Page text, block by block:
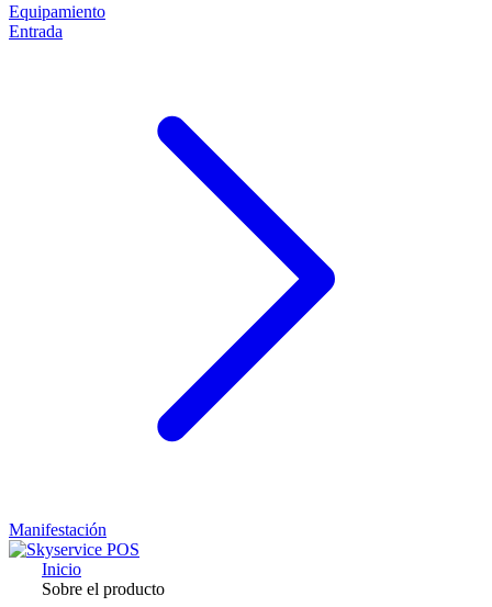
Equipamiento
Entrada
Manifestación
Inicio
Sobre el producto